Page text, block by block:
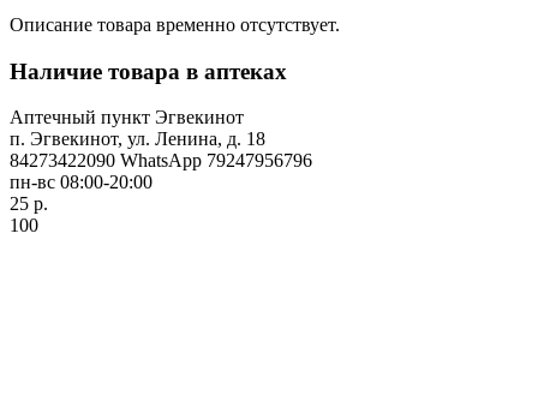
Описание товара временно отсутствует.
Наличие товара в аптеках
Аптечный пункт Эгвекинот
п. Эгвекинот, ул. Ленина, д. 18
84273422090 WhatsApp 79247956796
пн-вс 08:00-20:00
25 р.
100